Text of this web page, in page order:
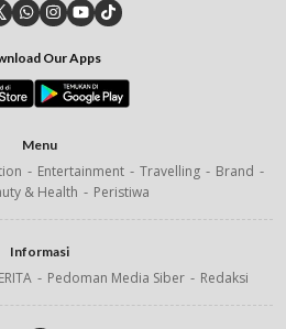
Our Apps
Menu
Entertainment Travelling
Brand
& Health Peristiwa
Informasi
Pedoman Media Siber Redaksi